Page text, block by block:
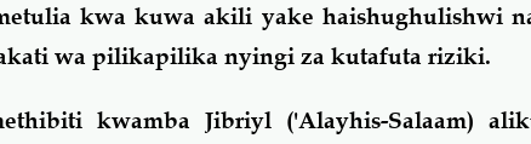
kwa kuwa akili yake haishughulishwi
wa pilikapilika nyingi za kutafuta riziki.
kwamba Jibriyl ('Alayhis-Salaam)